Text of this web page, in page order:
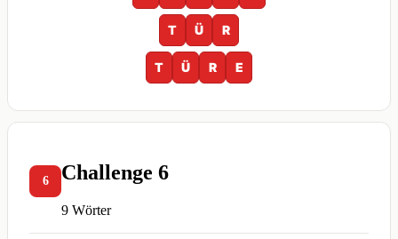
T Ü R
T Ü R E
6 Challenge 6
9 Wörter